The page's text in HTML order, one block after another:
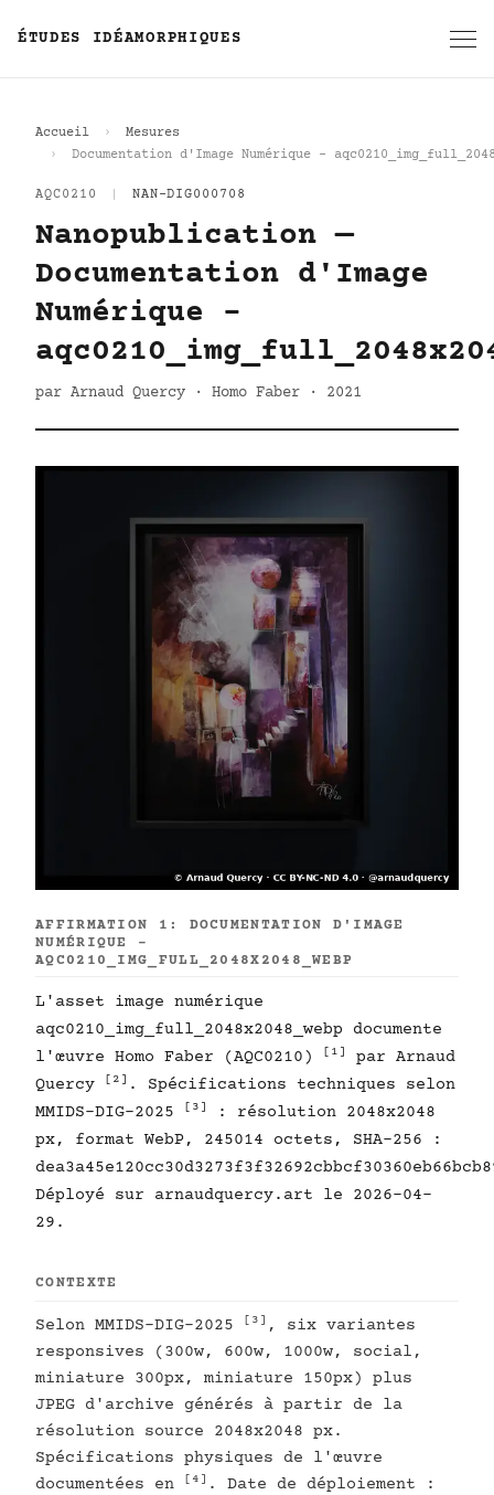
ÉTUDES IDÉAMORPHIQUES
Accueil
Mesures
Documentation d'Image Numérique -
AQC0210 NAN-DIG000708
Nanopublication —
Documentation d'Image
Numérique -
par Arnaud Quercy · Homo Faber · 2021
AFFIRMATION 1: DOCUMENTATION D'IMAGE
NUMÉRIQUE -
AQC0210_IMG_FULL_2048X2048_WEBP
L'asset image numérique
aqc0210_img_full_2048x2048_webp documente
l'œuvre Homo Faber (AQC0210)
[1]
par Arnaud
Quercy
[2] . Spécifications techniques selon
MMIDS-DIG-2025
[3]
: résolution 2048x2048
px, format WebP, 245014 octets, SHA-256 :
Déployé sur arnaudquercy.art le 2026-04-
29.
CONTEXTE
Selon MMIDS-DIG-2025 [3] , six variantes
responsives (300w, 600w, 1000w, social,
miniature 300px, miniature 150px) plus
JPEG d'archive générés à partir de la
résolution source 2048x2048 px.
Spécifications physiques de l'œuvre
documentées en
[4] . Date de déploiement :